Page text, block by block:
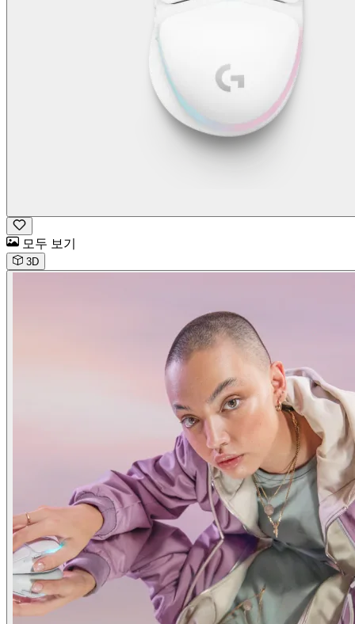
모두 보기
3D